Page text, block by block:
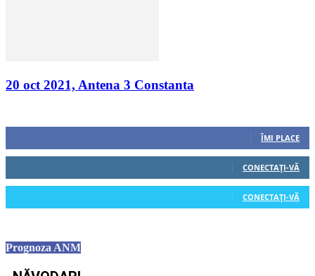
20 oct 2021, Antena 3 Constanta
ÎMI PLACE
CONECTAȚI-VĂ
CONECTAȚI-VĂ
Prognoza ANM